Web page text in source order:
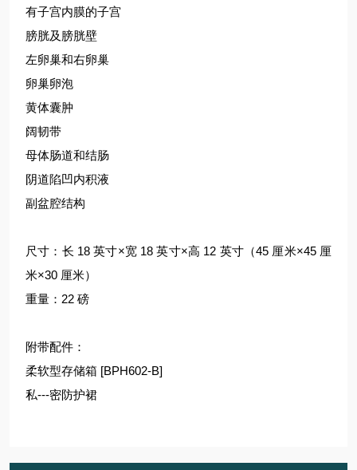
有子宫内膜的子宫
膀胱及膀胱壁
左卵巢和右卵巢
卵巢卵泡
黄体囊肿
阔韧带
母体肠道和结肠
阴道陷凹内积液
副盆腔结构
尺寸：长 18 英寸×宽 18 英寸×高 12 英寸（45 厘米×45 厘
米×30 厘米）
重量：22 磅
附带配件：
柔软型存储箱 [BPH602-B]
私---密防护裙